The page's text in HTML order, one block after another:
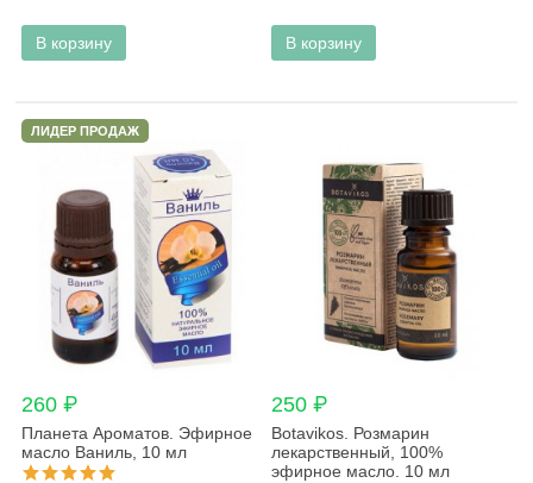
В корзину В корзину
ЛИДЕР ПРОДАЖ
260 ₽
Планета Ароматов. Эфирное
масло Ваниль, 10 мл
250 ₽
Botavikos. Розмарин
лекарственный, 100%
эфирное масло. 10 мл